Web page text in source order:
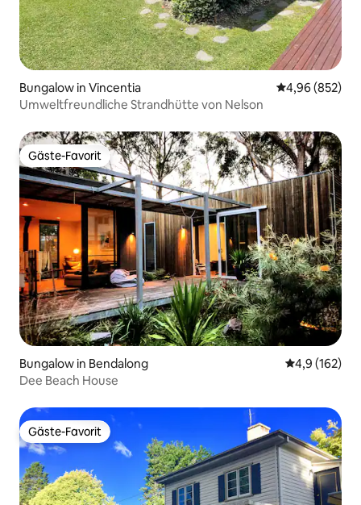
Bungalow in Vincentia
4,96 (852)
Umweltfreundliche Strandhütte von Nelson
Gäste-Favorit
Gäste-Favorit
Bungalow in Bendalong
4,9 (162)
Dee Beach House
Gäste-Favorit
Gäste-Favorit